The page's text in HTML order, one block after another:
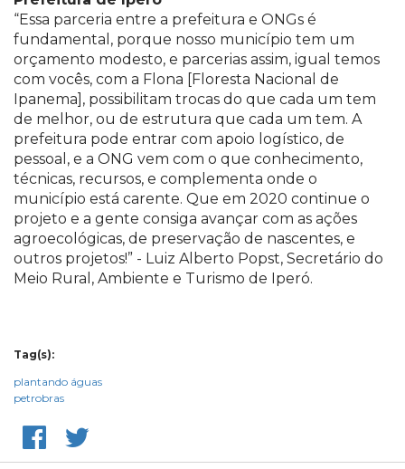
“Essa parceria entre a prefeitura e ONGs é
fundamental, porque nosso município tem um
orçamento modesto, e parcerias assim, igual temos
com vocês, com a Flona [Floresta Nacional de
Ipanema], possibilitam trocas do que cada um tem
de melhor, ou de estrutura que cada um tem. A
prefeitura pode entrar com apoio logístico, de
pessoal, e a ONG vem com o que conhecimento,
técnicas, recursos, e complementa onde o
município está carente. Que em 2020 continue o
projeto e a gente consiga avançar com as ações
agroecológicas, de preservação de nascentes, e
outros projetos!” - Luiz Alberto Popst, Secretário do
Meio Rural, Ambiente e Turismo de Iperó.
Tag(s):
plantando águas
petrobras